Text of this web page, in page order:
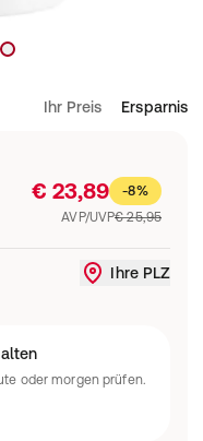
Ihr Preis Ersparnis
€ 23,89
-8%
AVP/UVP€ 25,95
Ihre PLZ
oder morgen prüfen.